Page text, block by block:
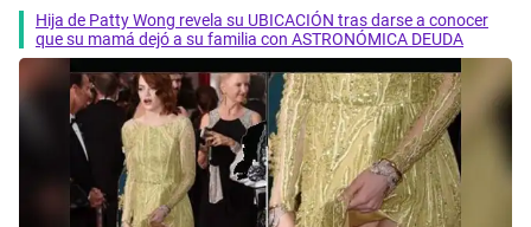
Hija de Patty Wong revela su UBICACIÓN tras darse a conocer
que su mamá dejó a su familia con ASTRONÓMICA DEUDA